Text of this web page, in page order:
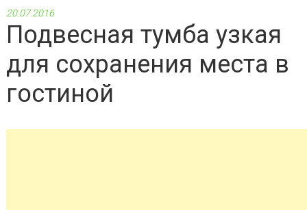
20.07.2016
Подвесная тумба узкая
для сохранения места в
гостиной